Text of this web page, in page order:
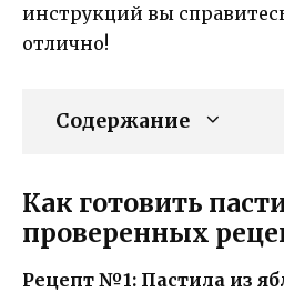
инструкций вы
отлично!
Содержание
Как готовить
проверенных
Рецепт №1: Пастила из